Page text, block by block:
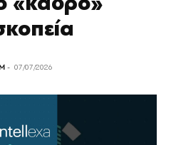
- 07/07/2026